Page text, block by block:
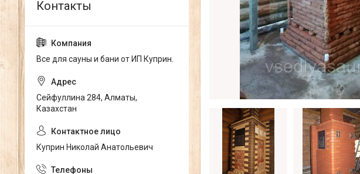
Все для сауны и бани от ИП Куприн.
Сейфуллина 284, Алматы,
Казахстан
Куприн Николай Анатольевич